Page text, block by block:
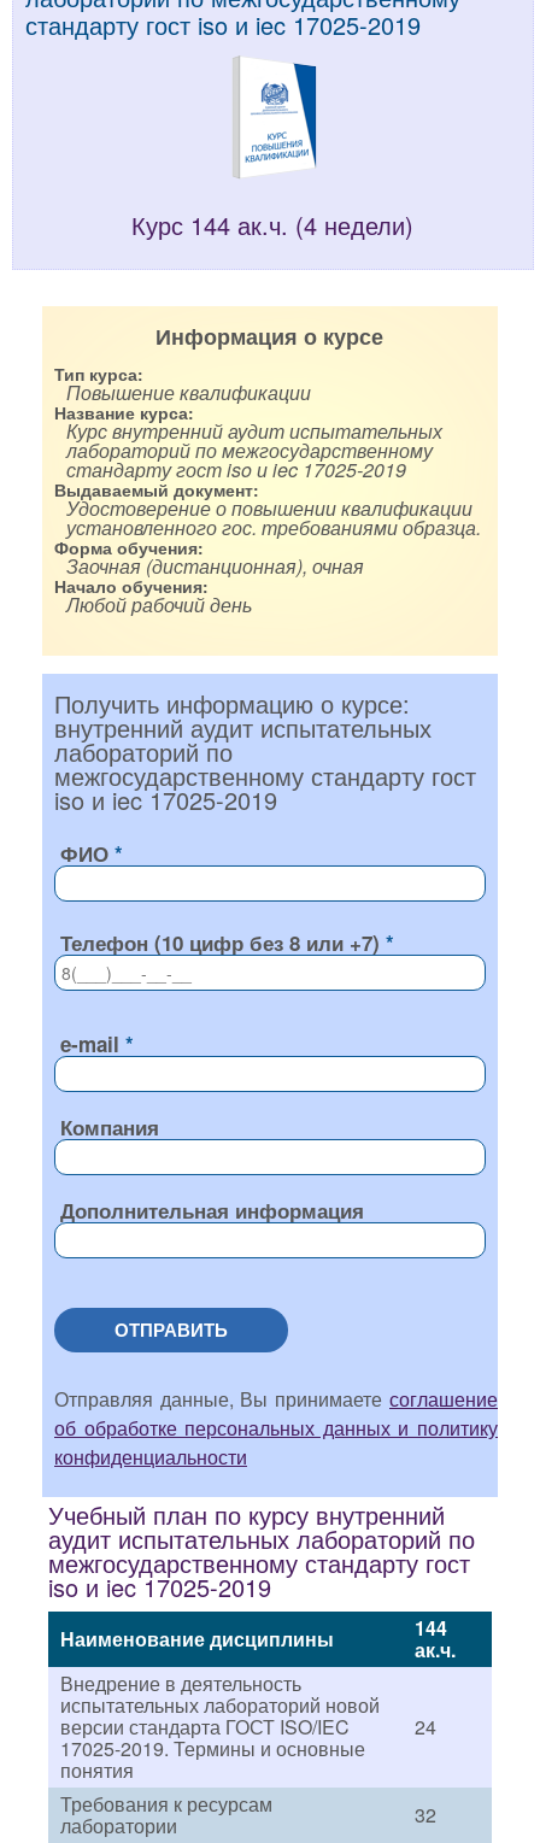
стандарту гост iso и iec 17025-2019
Курс 144 ак.ч. (4 недели)
Информация о курсе
Тип курса:
Повышение квалификации
Название курса:
Курс внутренний аудит испытательных
лабораторий по межгосударственному
стандарту гост iso и iec 17025-2019
Выдаваемый документ:
Удостоверение о повышении квалификации
установленного гос. требованиями образца.
Форма обучения:
Заочная (дистанционная), очная
Начало обучения:
Любой рабочий день
Получить информацию о курсе:
внутренний аудит испытательных
лабораторий по
межгосударственному стандарту гост
iso и iec 17025-2019
ФИО
Телефон (10 цифр без 8 или +7)
e-mail
Компания
Дополнительная информация
ОТПРАВИТЬ
Отправляя данные, Вы принимаете соглашение
об обработке персональных данных и политику
конфиденциальности
Учебный план по курсу внутренний
аудит испытательных лабораторий по
межгосударственному стандарту гост
iso и iec 17025-2019
Наименование дисциплины 144
ак.ч.
Внедрение в деятельность
испытательных лабораторий новой
версии стандарта ГОСТ ISO/IEC
17025-2019. Термины и основные
понятия
24
Требования к ресурсам
лаборатории 32